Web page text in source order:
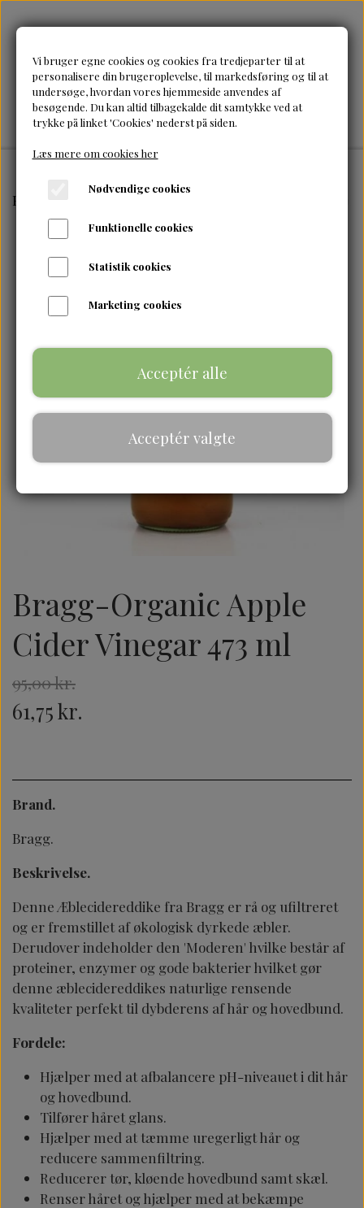
Forside Tilbehør & accessories
Bragg-Organic Apple
Cider Vinegar 473 ml
95,00 kr.
61,75 kr.
Brand.
Bragg.
Beskrivelse.
Denne Æblecidereddike fra Bragg er rå og ufiltreret
og er fremstillet af økologisk dyrkede æbler.
Derudover indeholder den 'Moderen' hvilke består af
proteiner, enzymer og gode bakterier hvilket gør
denne æblecidereddikes naturlige rensende
kvaliteter perfekt til dybderens af hår og hovedbund.
Fordele:
Hjælper med at afbalancere pH-niveauet i dit hår
og hovedbund.
Tilfører håret glans.
Hjælper med at tæmme uregerligt hår og
reducere sammenfiltring.
Reducerer tør, kløende hovedbund samt skæl.
Renser håret og hjælper med at bekæmpe
Vi bruger egne cookies og cookies fra tredjeparter til at
personalisere din brugeroplevelse, til markedsføring og til at
undersøge, hvordan vores hjemmeside anvendes af
besøgende. Du kan altid tilbagekalde dit samtykke ved at
trykke på linket 'Cookies' nederst på siden.
Læs mere om cookies her
Nødvendige cookies
Funktionelle cookies
Statistik cookies
Marketing cookies
Acceptér alle
Acceptér valgte